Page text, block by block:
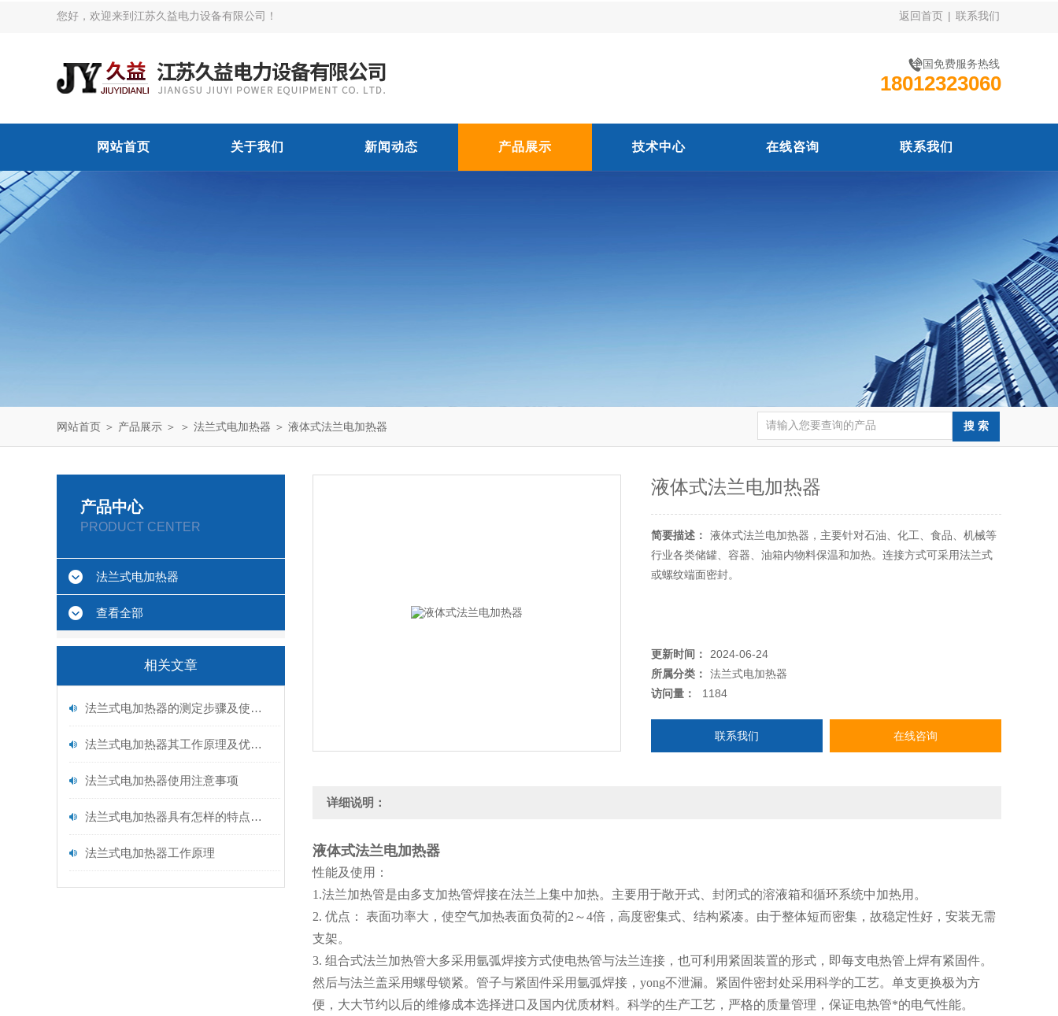
您好，欢迎来到江苏久益电力设备有限公司！ 返回首页 | 联系我们
全国免费服务热线
18012323060
网站首页 关于我们 新闻动态 产品展示 技术中心 在线咨询 联系我们
网站首页 ＞ 产品展示 ＞ ＞ 法兰式电加热器 ＞ 液体式法兰电加热器
产品中心
PRODUCT CENTER
法兰式电加热器
查看全部
相关文章
法兰式电加热器的测定步骤及使用注意事项如下
法兰式电加热器其工作原理及优点分别如下
法兰式电加热器使用注意事项
法兰式电加热器具有怎样的特点呢？
法兰式电加热器工作原理
液体式法兰电加热器
简要描述：
液体式法兰电加热器，主要针对石油、化工、食品、机械等
行业各类储罐、容器、油箱内物料保温和加热。连接方式可采用法兰式
或螺纹端面密封。
更新时间：
2024-06-24
所属分类：
法兰式电加热器
访问量：
1184
联系我们 在线咨询
详细说明：
液体式法兰电加热器
性能及使用：
1.法兰加热管是由多支加热管焊接在法兰上集中加热。主要用于敞开式、封闭式的溶液箱和循环系统中加热用。
2. 优点： 表面功率大，使空气加热表面负荷的2～4倍，高度密集式、结构紧凑。由于整体短而密集，故稳定性好，安装无需
支架。
3. 组合式法兰加热管大多采用氩弧焊接方式使电热管与法兰连接，也可利用紧固装置的形式，即每支电热管上焊有紧固件。
然后与法兰盖采用螺母锁紧。管子与紧固件采用氩弧焊接，yong不泄漏。紧固件密封处采用科学的工艺。单支更换极为方
便，大大节约以后的维修成本选择进口及国内优质材料。科学的生产工艺，严格的质量管理，保证电热管*的电气性能。